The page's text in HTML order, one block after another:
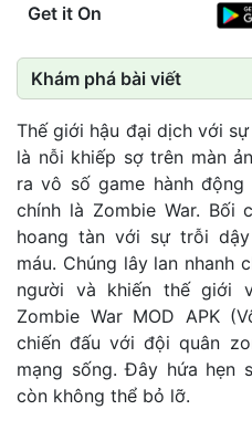
Get it On
Khám phá bài viết
Thế giới hậu đại dịch với
là nỗi khiếp sợ trên màn
ra vô số game hành
chính là Zombie War. Bối
hoang tàn với sự trỗi
máu. Chúng lây lan nhanh
người và khiến thế giới
Zombie War MOD APK
chiến đấu với đội quân
mạng sống. Đây hứa hẹn
còn không thể bỏ lỡ.